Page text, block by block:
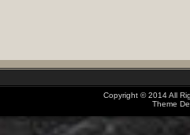
Copyright © 2014 All
Theme